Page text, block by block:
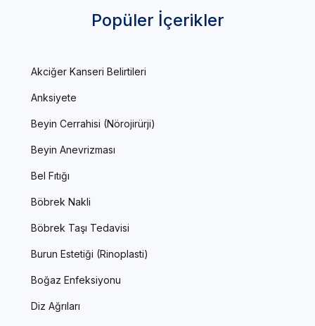
Popüler İçerikler
Akciğer Kanseri Belirtileri
Anksiyete
Beyin Cerrahisi (Nörojirürji)
Beyin Anevrizması
Bel Fıtığı
Böbrek Nakli
Böbrek Taşı Tedavisi
Burun Estetiği (Rinoplasti)
Boğaz Enfeksiyonu
Diz Ağrıları